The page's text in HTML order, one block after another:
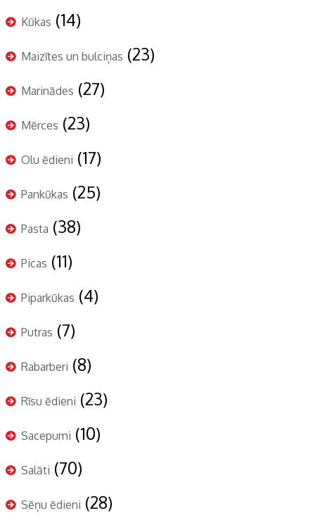
Kūkas (14)
Maizītes un bulciņas (23)
Marinādes (27)
Mērces (23)
Olu ēdieni (17)
Pankūkas (25)
Pasta (38)
Picas (11)
Piparkūkas (4)
Putras (7)
Rabarberi (8)
Rīsu ēdieni (23)
Sacepumi (10)
Salāti (70)
Sēņu ēdieni (28)